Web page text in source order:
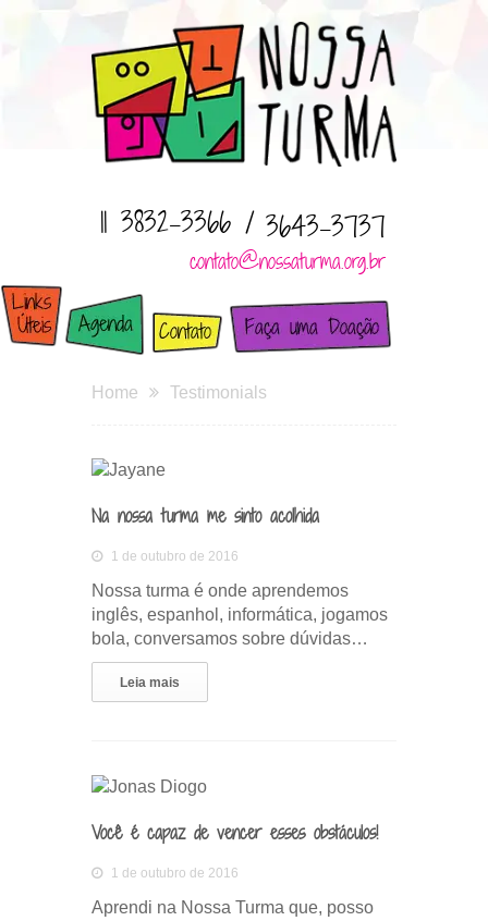
11 3832-3366 / 3643-3737
contato@nossaturma.org.br
Home Testimonials
Na nossa turma me sinto acolhida
1 de outubro de 2016
Nossa turma é onde aprendemos
inglês, espanhol, informática, jogamos
bola, conversamos sobre dúvidas…
Leia mais
Você é capaz de vencer esses obstáculos!
1 de outubro de 2016
Aprendi na Nossa Turma que, posso